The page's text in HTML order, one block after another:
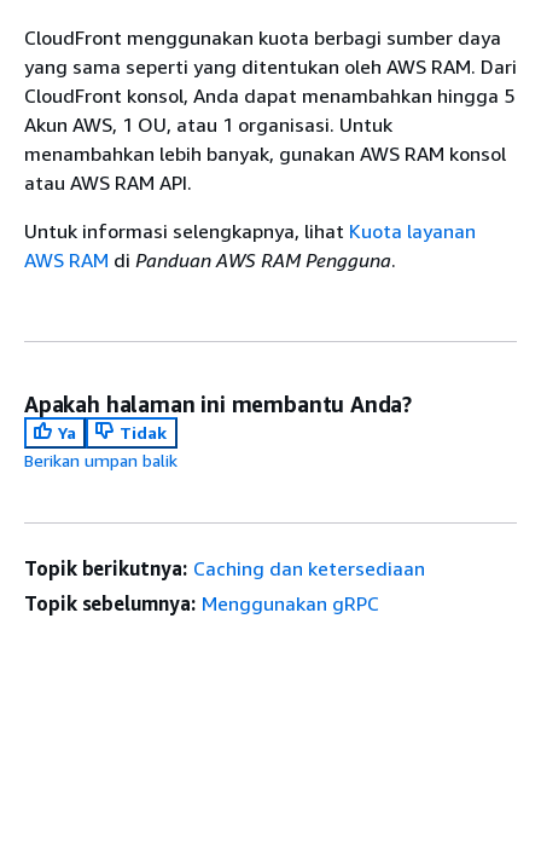
CloudFront menggunakan kuota berbagi sumber daya
yang sama seperti yang ditentukan oleh AWS RAM. Dari
CloudFront konsol, Anda dapat menambahkan hingga 5
Akun AWS, 1 OU, atau 1 organisasi. Untuk
menambahkan lebih banyak, gunakan AWS RAM konsol
atau AWS RAM API.
Untuk informasi selengkapnya, lihat Kuota layanan
AWS RAM di Panduan AWS RAM Pengguna.
Apakah halaman ini membantu Anda?
Ya
Tidak
Berikan umpan balik
Topik berikutnya: Caching dan ketersediaan
Topik sebelumnya: Menggunakan gRPC